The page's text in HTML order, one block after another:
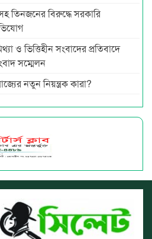
তিনজনের বিরুদ্ধে সরকারি
ও ভিত্তিহীন সংবাদের প্রতিবাদে
সম্মেলন
নতুন নিয়ন্ত্রক কারা?